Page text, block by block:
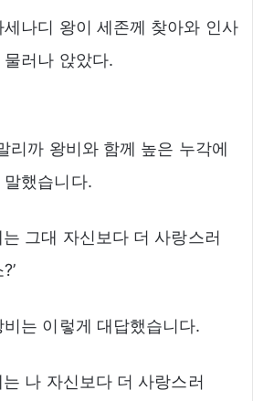
나디 왕이 세존께 찾아와 인사
러나 앉았다.
리까 왕비와 함께 높은 누각에
했습니다.
그대 자신보다 더 사랑스러
는 이렇게 대답했습니다.
나 자신보다 더 사랑스러